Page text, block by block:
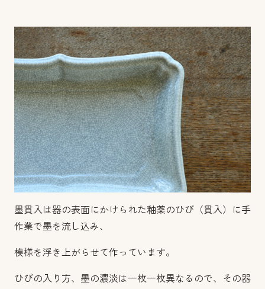
墨貫入は器の表面にかけられた釉薬のひび（貫入）に手
作業で墨を流し込み、
模様を浮き上がらせて作っています。
ひびの入り方、墨の濃淡は一枚一枚異なるので、その器